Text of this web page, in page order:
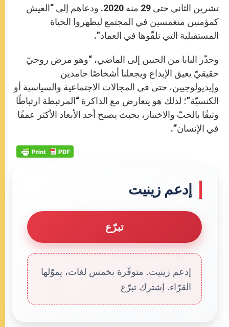
تشرين الثاني حتى 29 منه 2020. ودعاهم إلى “العيش
كمؤمنين منغمسين في المجتمع ليظهروا الحياة
المستقبلية التي تلقّوها في العماد”.
وحذّر البابا من الحنين إلى الماضي، “وهو مرض روحيّ
حقيقيّ يعيق الإبداع ويجعلنا أشخاصًا جامدين
وإيديولوجيين، حتى في المجالات الاجتماعية والسياسية أو
الكنسيّة”؛ لذلك هو يتعارض مع الذاكرة “المرتبطة ارتباطًا
وثيقًا بالحبّ والاختبار، بحيث يصبح أحد الأبعاد الأكثر عمقًا
في الإنسان”.
إدعم زينيت
تبرّع
إدعم زينيت. متوفّرة بخمس لغات، يموّلها
القرّاء. إشترك تبرّع